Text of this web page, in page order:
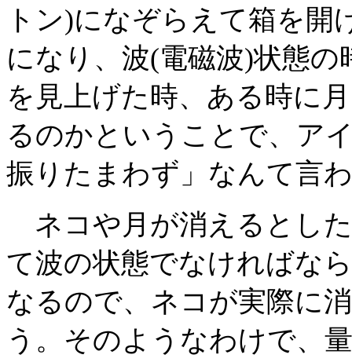
トン)になぞらえて箱を
になり、波(電磁波)状態
を見上げた時、ある時に
るのかということで、ア
振りたまわず」なんて
ネコや月が消えるとし
て波の状態でなければな
なるので、ネコが実際に
う。そのようなわけで、